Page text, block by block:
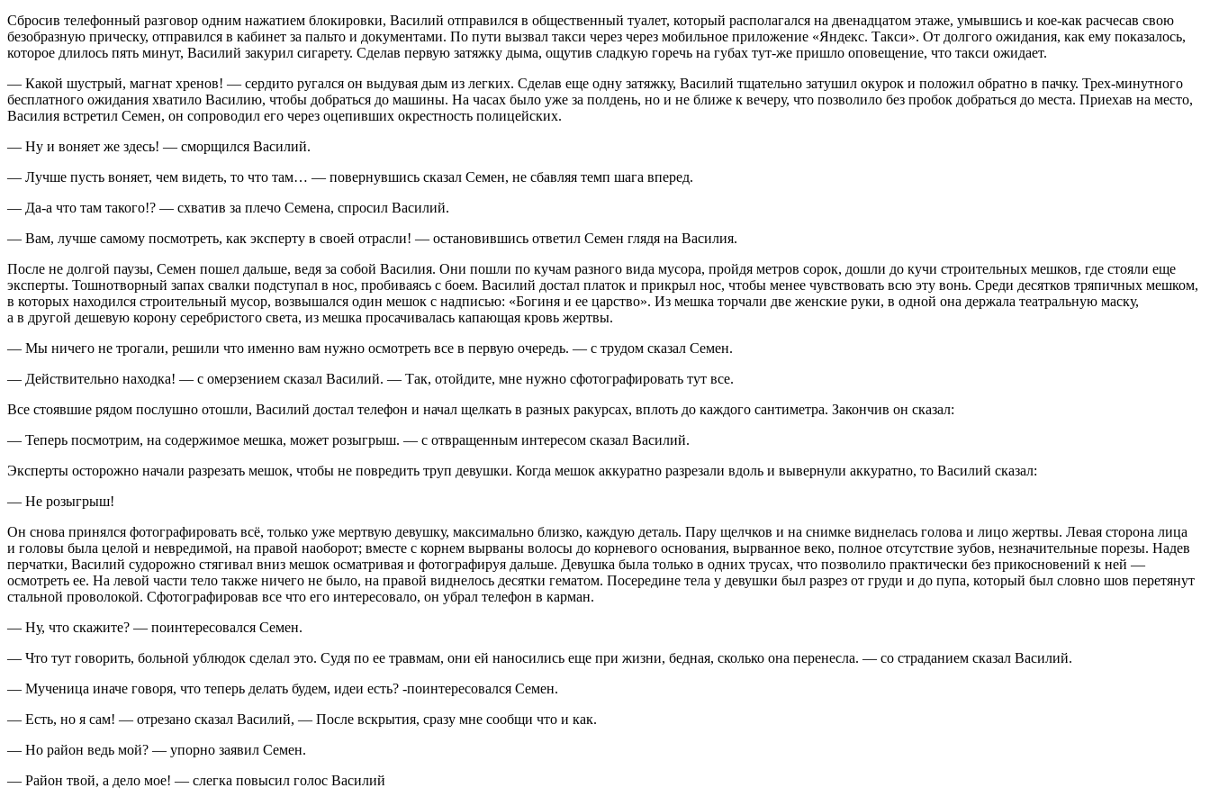
Сбросив телефонный разговор одним нажатием блокировки, Василий отправился в общественный туалет, который располагался на двенадцатом этаже, умывшись и кое-как расчесав свою
безобразную прическу, отправился в кабинет за пальто и документами. По пути вызвал такси через через мобильное приложение «Яндекс. Такси». От долгого ожидания, как ему показалось,
которое длилось пять минут, Василий закурил сигарету. Сделав первую затяжку дыма, ощутив сладкую горечь на губах тут-же пришло оповещение, что такси ожидает.
— Какой шустрый, магнат хренов! — сердито ругался он выдувая дым из легких. Сделав еще одну затяжку, Василий тщательно затушил окурок и положил обратно в пачку. Трех-минутного
бесплатного ожидания хватило Василию, чтобы добраться до машины. На часах было уже за полдень, но и не ближе к вечеру, что позволило без пробок добраться до места. Приехав на место,
Василия встретил Семен, он сопроводил его через оцепивших окрестность полицейских.
— Ну и воняет же здесь! — сморщился Василий.
— Лучше пусть воняет, чем видеть, то что там… — повернувшись сказал Семен, не сбавляя темп шага вперед.
— Да-а что там такого!? — схватив за плечо Семена, спросил Василий.
— Вам, лучше самому посмотреть, как эксперту в своей отрасли! — остановившись ответил Семен глядя на Василия.
После не долгой паузы, Семен пошел дальше, ведя за собой Василия. Они пошли по кучам разного вида мусора, пройдя метров сорок, дошли до кучи строительных мешков, где стояли еще
эксперты. Тошнотворный запах свалки подступал в нос, пробиваясь с боем. Василий достал платок и прикрыл нос, чтобы менее чувствовать всю эту вонь. Среди десятков тряпичных мешком,
в которых находился строительный мусор, возвышался один мешок с надписью: «Богиня и ее царство». Из мешка торчали две женские руки, в одной она держала театральную маску,
а в другой дешевую корону серебристого света, из мешка просачивалась капающая кровь жертвы.
— Мы ничего не трогали, решили что именно вам нужно осмотреть все в первую очередь. — с трудом сказал Семен.
— Действительно находка! — с омерзением сказал Василий. — Так, отойдите, мне нужно сфотографировать тут все.
Все стоявшие рядом послушно отошли, Василий достал телефон и начал щелкать в разных ракурсах, вплоть до каждого сантиметра. Закончив он сказал:
— Теперь посмотрим, на содержимое мешка, может розыгрыш. — с отвращенным интересом сказал Василий.
Эксперты осторожно начали разрезать мешок, чтобы не повредить труп девушки. Когда мешок аккуратно разрезали вдоль и вывернули аккуратно, то Василий сказал:
— Не розыгрыш!
Он снова принялся фотографировать всё, только уже мертвую девушку, максимально близко, каждую деталь. Пару щелчков и на снимке виднелась голова и лицо жертвы. Левая сторона лица
и головы была целой и невредимой, на правой наоборот; вместе с корнем вырваны волосы до корневого основания, вырванное веко, полное отсутствие зубов, незначительные порезы. Надев
перчатки, Василий судорожно стягивал вниз мешок осматривая и фотографируя дальше. Девушка была только в одних трусах, что позволило практически без прикосновений к ней —
осмотреть ее. На левой части тело также ничего не было, на правой виднелось десятки гематом. Посередине тела у девушки был разрез от груди и до пупа, который был словно шов перетянут
стальной проволокой. Сфотографировав все что его интересовало, он убрал телефон в карман.
— Ну, что скажите? — поинтересовался Семен.
— Что тут говорить, больной ублюдок сделал это. Судя по ее травмам, они ей наносились еще при жизни, бедная, сколько она перенесла. — со страданием сказал Василий.
— Мученица иначе говоря, что теперь делать будем, идеи есть? -поинтересовался Семен.
— Есть, но я сам! — отрезано сказал Василий, — После вскрытия, сразу мне сообщи что и как.
— Но район ведь мой? — упорно заявил Семен.
— Район твой, а дело мое! — слегка повысил голос Василий